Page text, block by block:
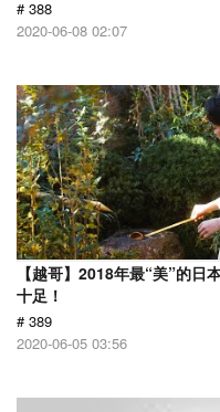
# 388
2020-06-08 02:07
【越哥】2018年最“美”的
十足！
# 389
2020-06-05 03:56